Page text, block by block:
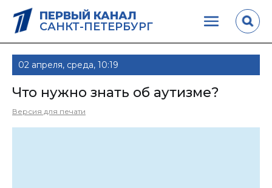
ПЕРВЫЙ КАНАЛ
САНКТ-ПЕТЕРБУРГ
02 апреля, среда, 10:19
Что нужно знать об аутизме?
Версия для печати